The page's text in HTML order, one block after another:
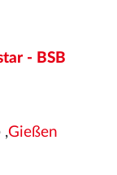
- BSB
,Gießen